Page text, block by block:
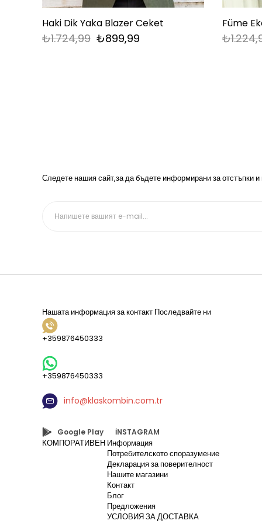
Haki Dik Yaka Blazer Ceket
₺899,99
₺1.724,99
Füme
Следете нашия сайт,за да бъдете информирани за отстъпки
Нашата информация за контакт
+359876450333
+359876450333
info@klaskombin.com.tr
Последвайте ни
Google Play
İNSTAGRAM
КОМПОРАТИВЕН Информация
Потребителското споразумение
Декларация за поверителност
Нашите магазини
Контакт
Блог
Предложения
УСЛОВИЯ ЗА ДОСТАВКА